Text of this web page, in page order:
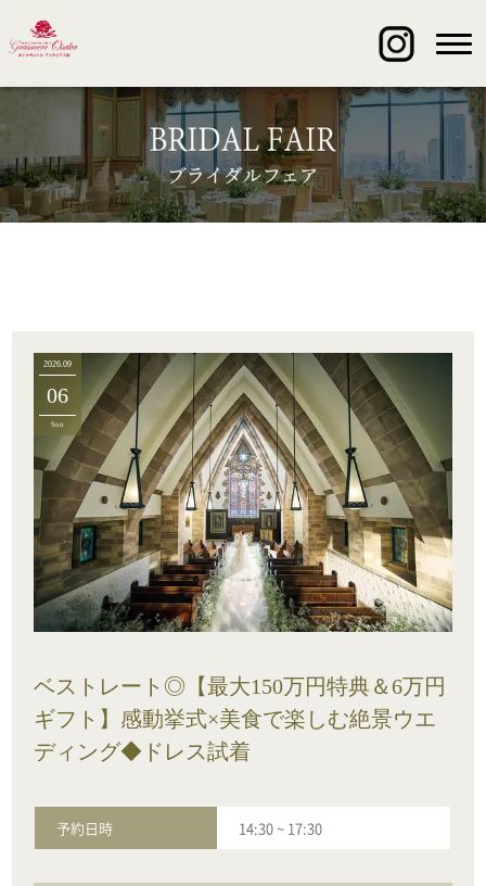
2026.09
06
Sun
ベストレート◎【最大150万円特典＆6万円
ギフト】感動挙式×美食で楽しむ絶景ウエ
ディング◆ドレス試着
予約日時 14:30~ 17:30